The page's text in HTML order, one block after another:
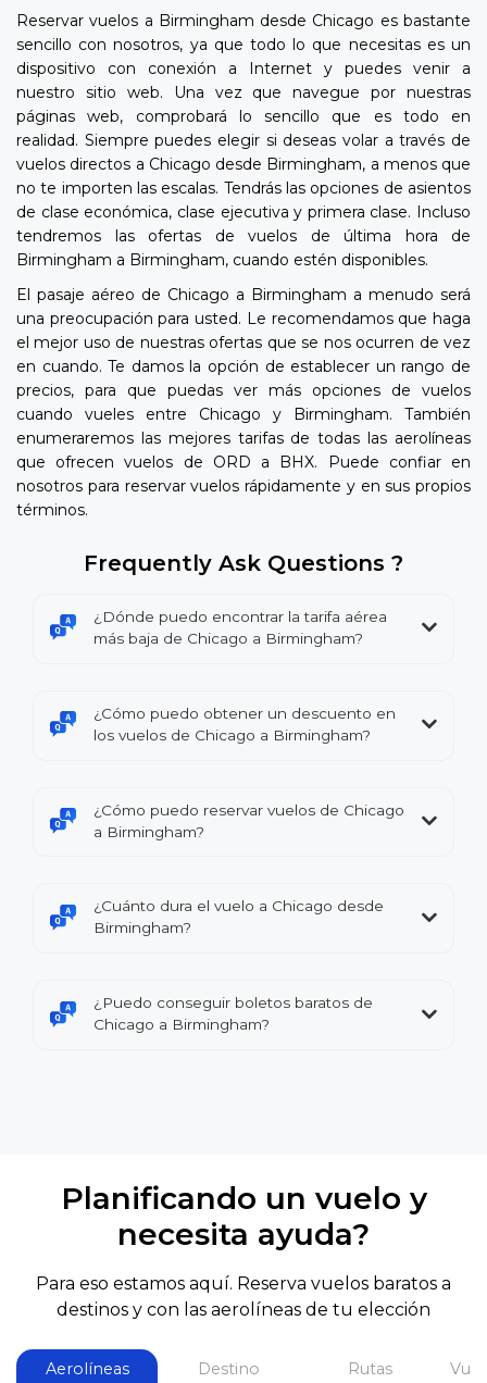
Reservar vuelos a Birmingham desde Chicago es bastante
sencillo con nosotros, ya que todo lo que necesitas es un
dispositivo con conexión a Internet y puedes venir a
nuestro sitio web. Una vez que navegue por nuestras
páginas web, comprobará lo sencillo que es todo en
realidad. Siempre puedes elegir si deseas volar a través de
vuelos directos a Chicago desde Birmingham, a menos que
no te importen las escalas. Tendrás las opciones de asientos
de clase económica, clase ejecutiva y primera clase. Incluso
tendremos las ofertas de vuelos de última hora de
Birmingham a Birmingham, cuando estén disponibles.
El pasaje aéreo de Chicago a Birmingham a menudo será
una preocupación para usted. Le recomendamos que haga
el mejor uso de nuestras ofertas que se nos ocurren de vez
en cuando. Te damos la opción de establecer un rango de
precios, para que puedas ver más opciones de vuelos
cuando vueles entre Chicago y Birmingham. También
enumeraremos las mejores tarifas de todas las aerolíneas
que ofrecen vuelos de ORD a BHX. Puede confiar en
nosotros para reservar vuelos rápidamente y en sus propios
términos.
Frequently Ask Questions ?
¿Dónde puedo encontrar la tarifa aérea
más baja de Chicago a Birmingham?
¿Cómo puedo obtener un descuento en
los vuelos de Chicago a Birmingham?
¿Cómo puedo reservar vuelos de Chicago
a Birmingham?
¿Cuánto dura el vuelo a Chicago desde
Birmingham?
¿Puedo conseguir boletos baratos de
Chicago a Birmingham?
Planificando un vuelo y
necesita ayuda?
Para eso estamos aquí. Reserva vuelos baratos a
destinos y con las aerolíneas de tu elección
Aerolíneas
Destino
Rutas